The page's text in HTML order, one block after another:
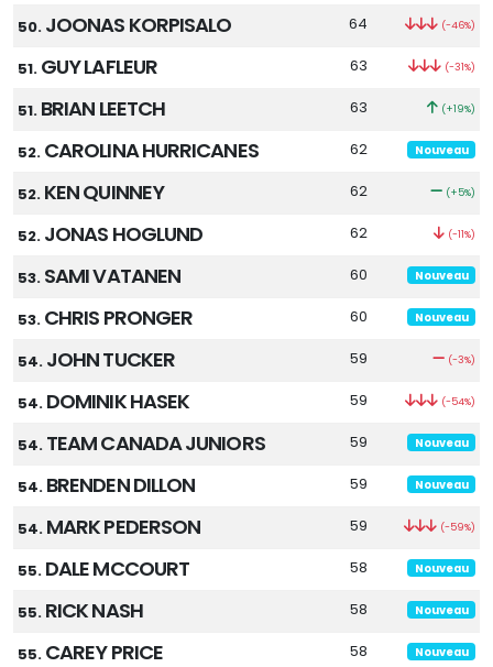
50. JOONAS KORPISALO 64 (-46%)
51. GUY LAFLEUR 63 (-31%)
51. BRIAN LEETCH 63 (+19%)
52. CAROLINA HURRICANES 62 Nouveau
52. KEN QUINNEY 62 (+5%)
52. JONAS HOGLUND 62 (-11%)
53. SAMI VATANEN 60 Nouveau
53. CHRIS PRONGER 60 Nouveau
54. JOHN TUCKER 59 (-3%)
54. DOMINIK HASEK 59 (-54%)
54. TEAM CANADA JUNIORS 59 Nouveau
54. BRENDEN DILLON 59 Nouveau
54. MARK PEDERSON 59 (-59%)
55. DALE MCCOURT 58 Nouveau
55. RICK NASH 58 Nouveau
55. CAREY PRICE 58 Nouveau